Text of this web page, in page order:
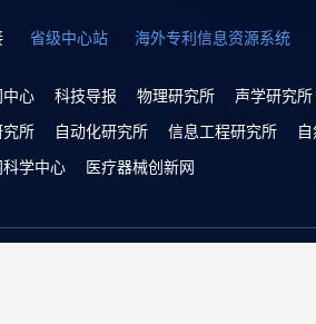
省级中心站 海外专利信息资源系统
心 科技导报 物理研究所 声学研究所
所
自动化研究所 信息工程研究所
学中心
医疗器械创新网